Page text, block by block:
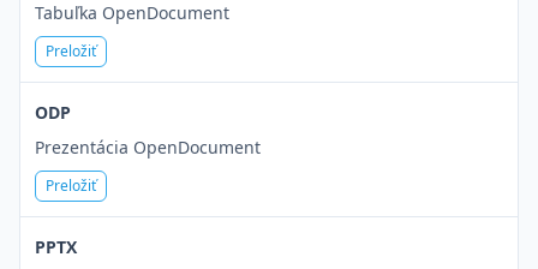
Tabuľka OpenDocument
Preložiť
ODP
Prezentácia OpenDocument
Preložiť
PPTX